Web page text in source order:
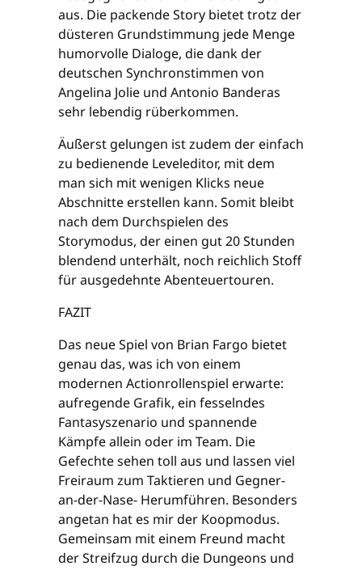
aus. Die packende Story bietet trotz der
düsteren Grundstimmung jede Menge
humorvolle Dialoge, die dank der
deutschen Synchronstimmen von
Angelina Jolie und Antonio Banderas
sehr lebendig rüberkommen.
Äußerst gelungen ist zudem der einfach
zu bedienende Leveleditor, mit dem
man sich mit wenigen Klicks neue
Abschnitte erstellen kann. Somit bleibt
nach dem Durchspielen des
Storymodus, der einen gut 20 Stunden
blendend unterhält, noch reichlich Stoff
für ausgedehnte Abenteuertouren.
FAZIT
Das neue Spiel von Brian Fargo bietet
genau das, was ich von einem
modernen Actionrollenspiel erwarte:
aufregende Grafik, ein fesselndes
Fantasyszenario und spannende
Kämpfe allein oder im Team. Die
Gefechte sehen toll aus und lassen viel
Freiraum zum Taktieren und Gegner-
an-der-Nase- Herumführen. Besonders
angetan hat es mir der Koopmodus.
Gemeinsam mit einem Freund macht
der Streifzug durch die Dungeons und